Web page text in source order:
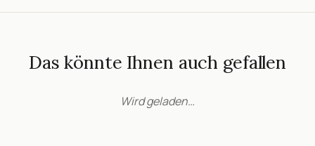
Das könnte Ihnen auch gefallen
Wird geladen…